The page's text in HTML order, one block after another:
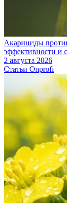
Акарициды
эффективности и
2 августа 2026
Статьи Onprofi